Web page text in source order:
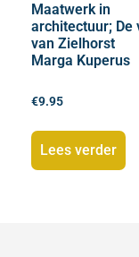
Maatwerk in
architectuur; De
van Zielhorst
Marga Kuperus
€9.95
Lees verder